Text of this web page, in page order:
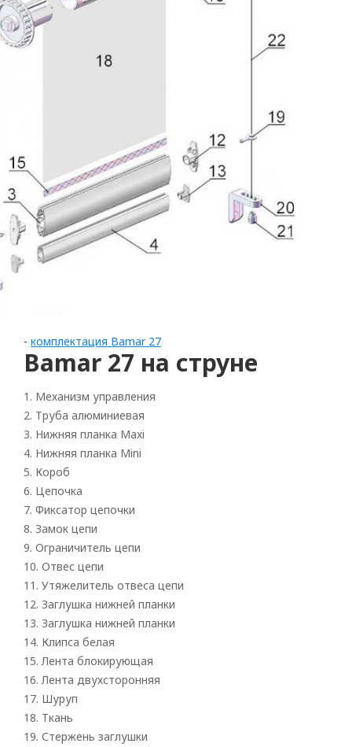
- комплектация Bamar 27
Bamar 27 на струне
1. Механизм управления
2. Труба алюминиевая
3. Нижняя планка Maxi
4. Нижняя планка Mini
5. Короб
6. Цепочка
7. Фиксатор цепочки
8. Замок цепи
9. Ограничитель цепи
10. Отвес цепи
11. Утяжелитель отвеса цепи
12. Заглушка нижней планки
13. Заглушка нижней планки
14. Клипса белая
15. Лента блокирующая
16. Лента двухсторонняя
17. Шуруп
18. Ткань
19. Стержень заглушки